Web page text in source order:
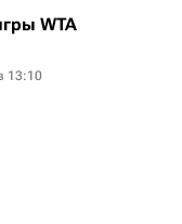
WTA
13:10